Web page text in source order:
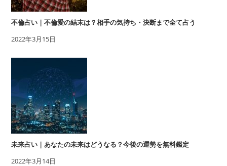
不倫占い｜不倫愛の結末は？相手の気持ち・決断まで全て占う
2022年3月15日
未来占い｜あなたの未来はどうなる？今後の運勢を無料鑑定
2022年3月14日